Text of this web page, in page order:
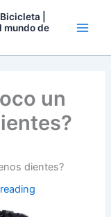
|
mundo de
un
dientes?